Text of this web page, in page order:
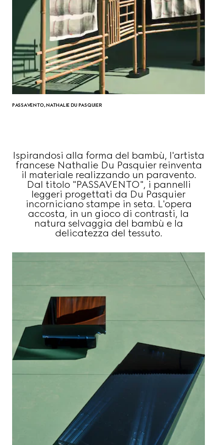
PASSAVENTO, NATHALIE DU PASQUIER
Ispirandosi alla forma del bambù, l'artista
francese Nathalie Du Pasquier reinventa
il materiale realizzando un paravento.
Dal titolo "PASSAVENTO", i pannelli
leggeri progettati da Du Pasquier
incorniciano stampe in seta. L'opera
accosta, in un gioco di contrasti, la
natura selvaggia del bambù e la
delicatezza del tessuto.